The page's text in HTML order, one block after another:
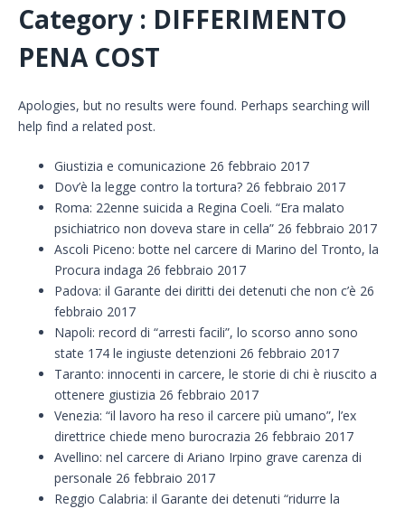
Category : DIFFERIMENTO
PENA COST
Apologies, but no results were found. Perhaps searching will
help find a related post.
Giustizia e comunicazione 26 febbraio 2017
Dov’è la legge contro la tortura? 26 febbraio 2017
Roma: 22enne suicida a Regina Coeli. “Era malato
psichiatrico non doveva stare in cella” 26 febbraio 2017
Ascoli Piceno: botte nel carcere di Marino del Tronto, la
Procura indaga 26 febbraio 2017
Padova: il Garante dei diritti dei detenuti che non c’è 26
febbraio 2017
Napoli: record di “arresti facili”, lo scorso anno sono
state 174 le ingiuste detenzioni 26 febbraio 2017
Taranto: innocenti in carcere, le storie di chi è riuscito a
ottenere giustizia 26 febbraio 2017
Venezia: “il lavoro ha reso il carcere più umano”, l’ex
direttrice chiede meno burocrazia 26 febbraio 2017
Avellino: nel carcere di Ariano Irpino grave carenza di
personale 26 febbraio 2017
Reggio Calabria: il Garante dei detenuti “ridurre la